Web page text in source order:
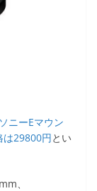
ニーEマウン
は29800円とい
、